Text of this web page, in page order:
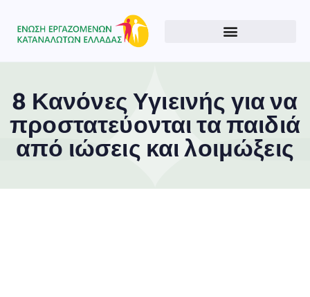
8 Κανόνες Υγιεινής για να
προστατεύονται τα παιδιά
από ιώσεις και λοιμώξεις